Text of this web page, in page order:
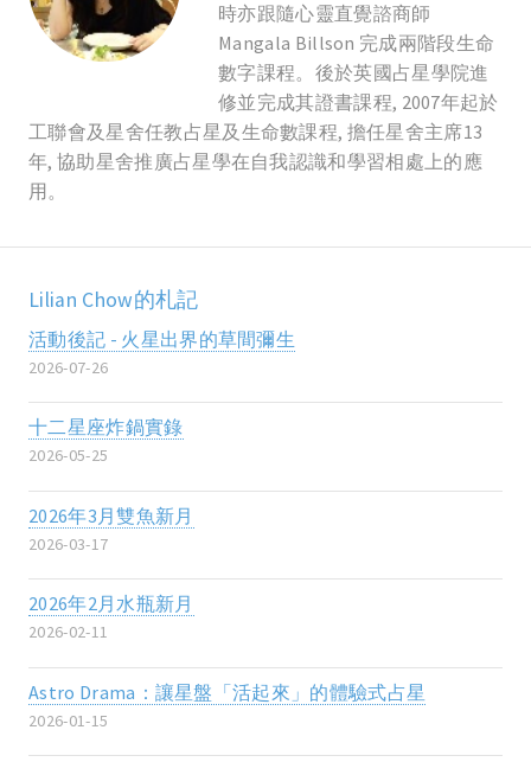
時亦跟隨心靈直覺諮商師
Mangala Billson 完成兩階段生命
數字課程。後於英國占星學院進
修並完成其證書課程, 2007年起於
工聯會及星舍任教占星及生命數課程, 擔任星舍主席13
年, 協助星舍推廣占星學在自我認識和學習相處上的應
用。
Lilian Chow的札記
活動後記 - 火星出界的草間彌生
2026-07-26
十二星座炸鍋實錄
2026-05-25
2026年3月雙魚新月
2026-03-17
2026年2月水瓶新月
2026-02-11
Astro Drama：讓星盤「活起來」的體驗式占星
2026-01-15